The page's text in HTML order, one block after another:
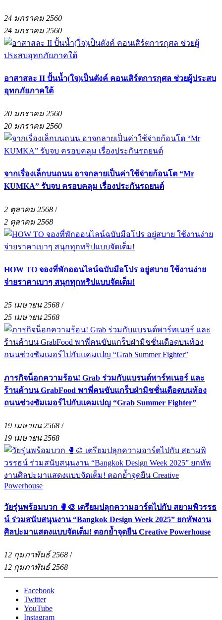
24 มกราคม 2560
24 มกราคม 2560
อาสาสละ II ปั้นน้ำ(ใจ)เป็นตังค์ คอนเสิร์ตการกุศล ช่วยผู้ประสบ
อุทกภัยภาคใต้
20 มกราคม 2560
20 มกราคม 2560
จากเรื่องเล็กบนถนน อาจกลายเป็นค่าใช้จ่ายก้อนโต “Mr
KUMKA” รับจบ ครอบคลุม เรื่องประกันรถยนต์
2 ตุลาคม 2568 /
2 ตุลาคม 2568
HOW TO จองที่พักออนไลน์ฉบับมือโปร อยู่สบาย ใช้งานง่าย
จ่ายราคาเบาๆ สนุกทุกทริปแบบจัดเต็ม!
25 เมษายน 2568 /
25 เมษายน 2568
ภารกิจน็อกความร้อน! Grab ร่วมกับแบรนด์พาร์ทเนอร์ และ
ร้านค้าบน GrabFood พาพี่คนขับแกร็บฝ่ามิชชั่นเดือดบนท้อง
ถนนช่วงซัมเมอร์ไปกับแคมเปญ “Grab Summer Fighter”
19 เมษายน 2568 /
19 เมษายน 2568
วัยรุ่นพร้อมบวก 🥊🎨 เตรียมปลุกความอาร์ตไปกับ สยามพิวรรธ
น์ ร่วมสนับสนุนงาน “Bangkok Design Week 2025” ยกทัพงาน
ศิลปะมาแสดงแบบจัดเต็ม! ตอกย้ำจุดยืน Creative Powerhouse
12 กุมภาพันธ์ 2568 /
12 กุมภาพันธ์ 2568
Facebook
Twitter
YouTube
Instagram